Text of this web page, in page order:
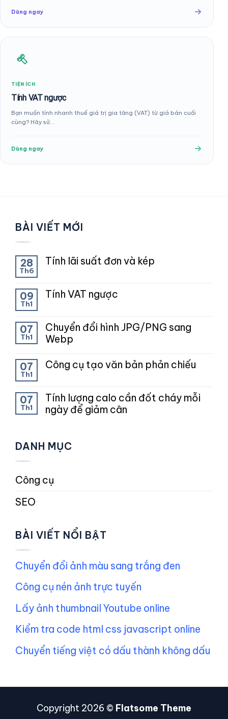
Dùng ngay
TIỆN ÍCH
Tính VAT ngược
Bạn muốn tính nhanh thuế giá trị gia tăng (VAT) từ giá bán cuối
cùng? Hãy sử…
Dùng ngay
BÀI VIẾT MỚI
28
Th6
Tính lãi suất đơn và kép
09
Th1
Tính VAT ngược
07
Th1
Chuyển đổi hình JPG/PNG sang
Webp
07
Th1
Công cụ tạo văn bản phản chiếu
07
Th1
Tính lượng calo cần đốt cháy mỗi
ngày để giảm cân
DANH MỤC
Công cụ
SEO
BÀI VIẾT NỔI BẬT
Chuyển đổi ảnh màu sang trắng đen
Công cụ nén ảnh trực tuyến
Lấy ảnh thumbnail Youtube online
Kiểm tra code html css javascript online
Chuyển tiếng việt có dấu thành không dấu
Copyright 2026 © Flatsome Theme